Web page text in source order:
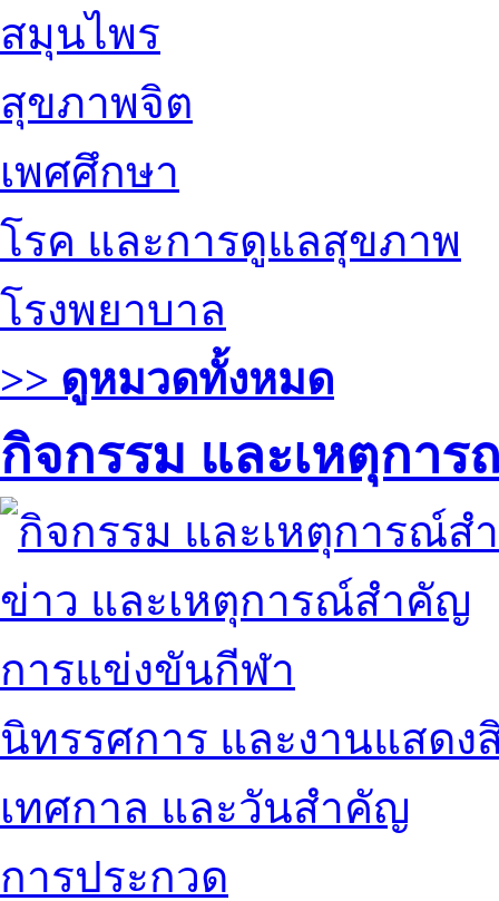
สมุนไพร
สุขภาพจิต
เพศศึกษา
โรค และการดูแลสุขภาพ
โรงพยาบาล
>> ดูหมวดทั้งหมด
กิจกรรม และเหตุกา
ข่าว และเหตุการณ์สำคัญ
การแข่งขันกีฬา
นิทรรศการ และงานแสดง
เทศกาล และวันสำคัญ
การประกวด